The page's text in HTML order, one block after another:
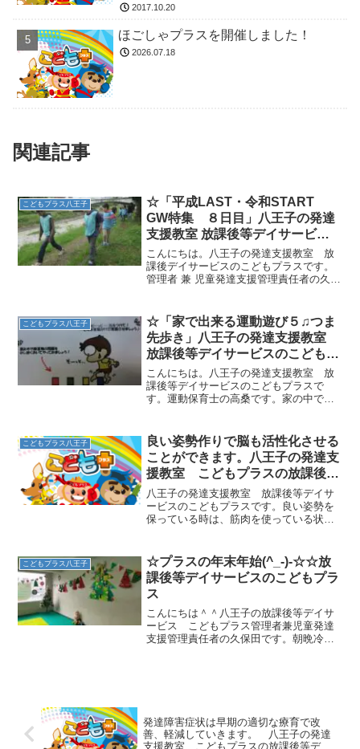
2017.10.20
ほごしゃプラスを開催しました！
2026.07.18
関連記事
こどもプラス八王子
☆「平成LAST・令和START
GW特集 ８日目」八王子の発達
支援教室 放課後等デイサービス
のこどもプラス
こんにちは。八王子の発達支援教室 放
課後デイサービスのこどもプラスです。
管理者 兼 児童発達支援管理責任者の久保
ばかりで選べません～（汗）子どもたち
は皆、野外活動が...
こどもプラス八王子
☆「家で出来る運動遊び５♫つま
先歩き」八王子の発達支援教室
放課後等デイサービスのこどもプ
ラス
こんにちは。八王子の発達支援教室 放
課後等デイサービスのこどもプラスで
す。運動保育士の高桑です。家の中で出
す。（指先まで力をいれやすくすること
や、障害物を踏んでしまった...
こどもプラス八王子
良い姿勢作りで脳も活性化させる
ことができます。八王子の発達支
援教室 こどもプラスの放課後等
デイサービス
八王子の発達支援教室 放課後等デイサ
ービスのこどもプラスです。良い姿勢を
保っている時は、筋肉を使っている状態
記憶力を上げることにつながります。良
い姿勢をしているだけで筋...
こどもプラス八王子
☆プラスの年末年始(^_-)-☆☆放
課後等デイサービスのこどもプラ
ス
こんにちは＾＾八王子の放課後等デイサ
ービス こどもプラス管理者兼児童発達
支援管理責任者の久保田です。朝晩冷え
発達障害症状は早期の適切な療育で改
善、軽減していきます。 八王子の発達
支援教室 こどもプラスの放課後等デイ